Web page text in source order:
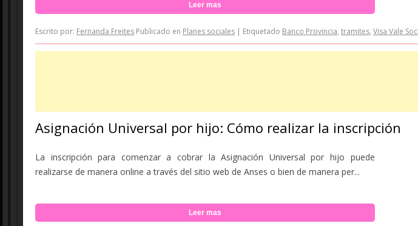
Leer mas
Escrito por: Fernanda Freites Publicado en Planes sociales | Etiquetado Banco Provincia, tramites, Visa Vale
Asignación Universal por hijo: Cómo realizar la inscripción
La inscripción para comenzar a cobrar la Asignación Universal por hijo puede
realizarse de manera online a través del sitio web de Anses o bien de manera per...
Leer mas